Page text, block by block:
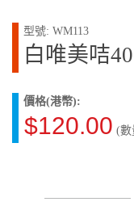
型號: WM113
白唯美咭
價格(港幣):
$120.00 (數